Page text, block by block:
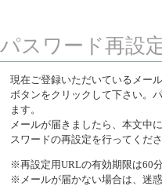
パスワード再設
現在ご登録いただいているメー
ボタンをクリックして下さい。
ます。
メールが届きましたら、本文中
スワードの再設定を行ってくださ
※再設定用URLの有効期限は60分
※メールが届かない場合は、迷